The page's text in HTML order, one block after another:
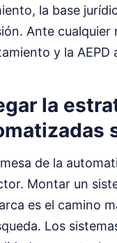
la base
Ante
y la AEPD
la
de la
Montar un
es el camino
Los